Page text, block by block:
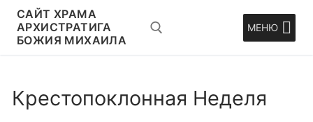
Перейти
содержимому
CАЙТ ХРАМА
АРХИСТРАТИГА
БОЖИЯ МИХАИЛА
МЕНЮ
Крестопоклонная Неделя